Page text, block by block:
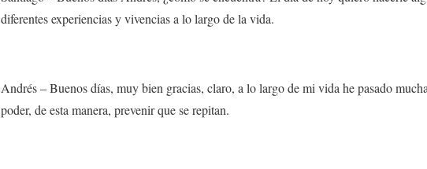
diferentesexperiencias y vivenciasa lo largo de la vida.
Andrés –Buenos días, muy bien gracias, claro, a lo largo de mi vida he pasado
poder, de esta manera, prevenir que se repitan.